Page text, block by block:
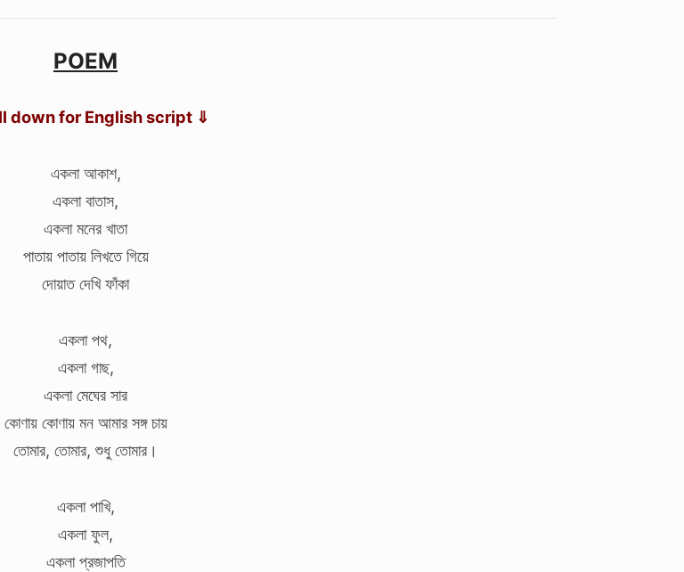
POEM
down for English script ⇓
একলা আকাশ,
একলা বাতাস,
একলা মনের খাতা
পাতায় পাতায় লিখতে গিয়ে
দোয়াত দেখি ফাঁকা
একলা পথ,
একলা গাছ,
একলা মেঘের সার
কোণায় কোণায় মন আমার সঙ্গ চায়
তোমার, তোমার, শুধু তোমার।
একলা পাখি,
একলা ফুল,
একলা প্রজাপতি